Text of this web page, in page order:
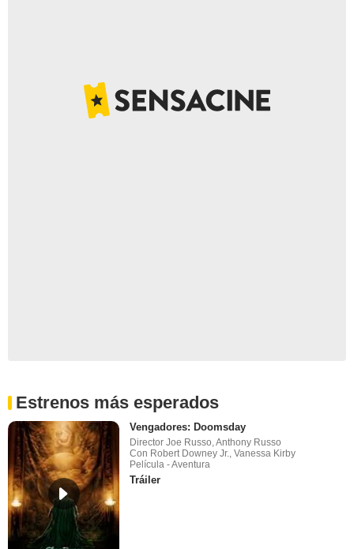
Estrenos más esperados
Vengadores: Doomsday
Director Joe Russo, Anthony Russo
Con Robert Downey Jr., Vanessa Kirby
Película - Aventura
Tráiler